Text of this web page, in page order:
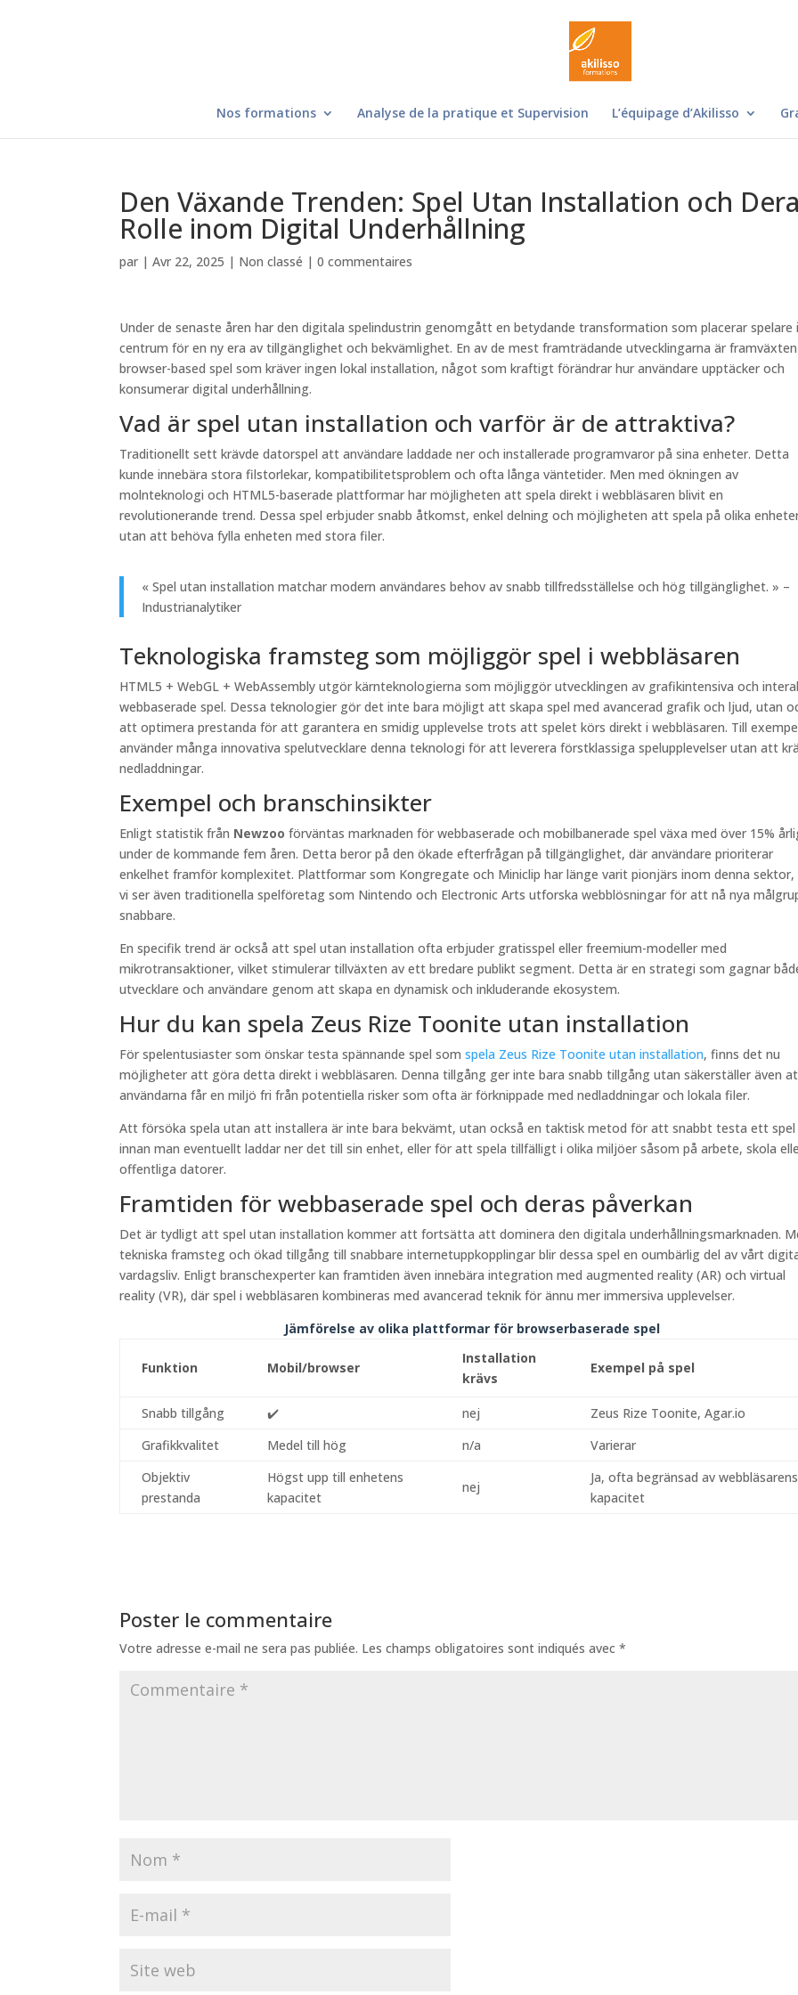
Nos formations Analyse de la pratique et Supervision L’équipage d’Akilisso
Den Växande Trenden: Spel Utan Installation och
Rolle inom Digital Underhållning
par |Avr 22, 2025 | Non classé |0 commentaires
Under de senaste åren har den digitala spelindustrin genomgått en betydande transformation som placerar spelare i
centrum för en ny era av tillgänglighet och bekvämlighet. En av de mest framträdande utvecklingarna är
browser-based spel som kräver ingen lokal installation, något som kraftigt förändrar hur användare upptäcker och
konsumerar digital underhållning.
Vad är spel utan installation och varför är de attraktiva?
Traditionellt sett krävde datorspel att användare laddade ner och installerade programvaror på sina enheter. Detta
kunde innebära stora filstorlekar, kompatibilitetsproblem och ofta långa väntetider. Men med ökningen av
molnteknologi och HTML5-baserade plattformar har möjligheten att spela direkt i webbläsaren blivit en
revolutionerande trend. Dessa spel erbjuder snabb åtkomst, enkel delning och möjligheten att spela på olika
utan att behöva fylla enheten med stora filer.
« Spel utan installation matchar modern användares behov av snabb tillfredsställelse och hög tillgänglighet. » –
Industrianalytiker
Teknologiska framsteg som möjliggör spel i webbläsaren
HTML5 + WebGL + WebAssembly utgör kärnteknologierna som möjliggör utvecklingen av grafikintensiva och
webbaserade spel. Dessa teknologier gör det inte bara möjligt att skapa spel med avancerad grafik och ljud, utan
att optimera prestanda för att garantera en smidig upplevelse trots att spelet körs direkt i webbläsaren. Till
använder många innovativa spelutvecklare denna teknologi för att leverera förstklassiga spelupplevelser utan att
nedladdningar.
Exempel och branschinsikter
Enligt statistik från Newzoo förväntas marknaden för webbaserade och mobilbanerade spel växa med över 15%
under de kommande fem åren. Detta beror på den ökade efterfrågan på tillgänglighet, där användare prioriterar
enkelhet framför komplexitet. Plattformar som Kongregate och Miniclip har länge varit pionjärs inom denna sektor,
vi ser även traditionella spelföretag som Nintendo och Electronic Arts utforska webblösningar för att nå nya
snabbare.
En specifik trend är också att spel utan installation ofta erbjuder gratisspel eller freemium-modeller med
mikrotransaktioner, vilket stimulerar tillväxten av ett bredare publikt segment. Detta är en strategi som gagnar
utvecklare och användare genom att skapa en dynamisk och inkluderande ekosystem.
Hur du kan spela Zeus Rize Toonite utan installation
För spelentusiaster som önskar testa spännande spel somspela Zeus Rize Toonite utan installation, finns det nu
möjligheter att göra detta direkt i webbläsaren. Denna tillgång ger inte bara snabb tillgång utan säkerställer även
användarna får en miljö fri från potentiella risker som ofta är förknippade med nedladdningar och lokala filer.
Att försöka spela utan att installera är inte bara bekvämt, utan också en taktisk metod för att snabbt testa ett spel
innan man eventuellt laddar ner det till sin enhet, eller för att spela tillfälligt i olika miljöer såsom på arbete, skola
offentliga datorer.
Framtiden för webbaserade spel och deras påverkan
Det är tydligt att spel utan installation kommer att fortsätta att dominera den digitala underhållningsmarknaden.
tekniska framsteg och ökad tillgång till snabbare internetuppkopplingar blir dessa spel en oumbärlig del av vårt
vardagsliv. Enligt branschexperter kan framtiden även innebära integration med augmented reality (AR) och virtual
reality (VR), där spel i webbläsaren kombineras med avancerad teknik för ännu mer immersiva upplevelser.
Jämförelse av olika plattformar för browserbaserade spel
Funktion Mobil/browser
Installation
krävs
Exempel på spel
Snabb tillgång ✔️ nej
Zeus Rize Toonite, Agar.io
Grafikkvalitet
Medel till hög n/a
Varierar
Objektiv
prestanda
Högst upp till enhetens
kapacitet
nej
Ja, ofta begränsad av webbläsarens
kapacitet
Poster le commentaire
Votre adresse e-mail ne sera pas publiée. Les champs obligatoires sont indiqués avec*